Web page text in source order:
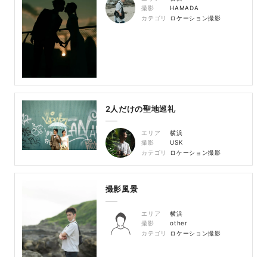
撮影
HAMADA
カテゴリ
ロケーション撮影
2人だけの聖地巡礼
エリア
横浜
撮影
USK
カテゴリ
ロケーション撮影
撮影風景
エリア
横浜
撮影
other
カテゴリ
ロケーション撮影